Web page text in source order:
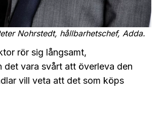
Nohrstedt, hållbarhetschef, Adda.
rör sig långsamt,
det vara svårt att överleva den
vill veta att det som köps